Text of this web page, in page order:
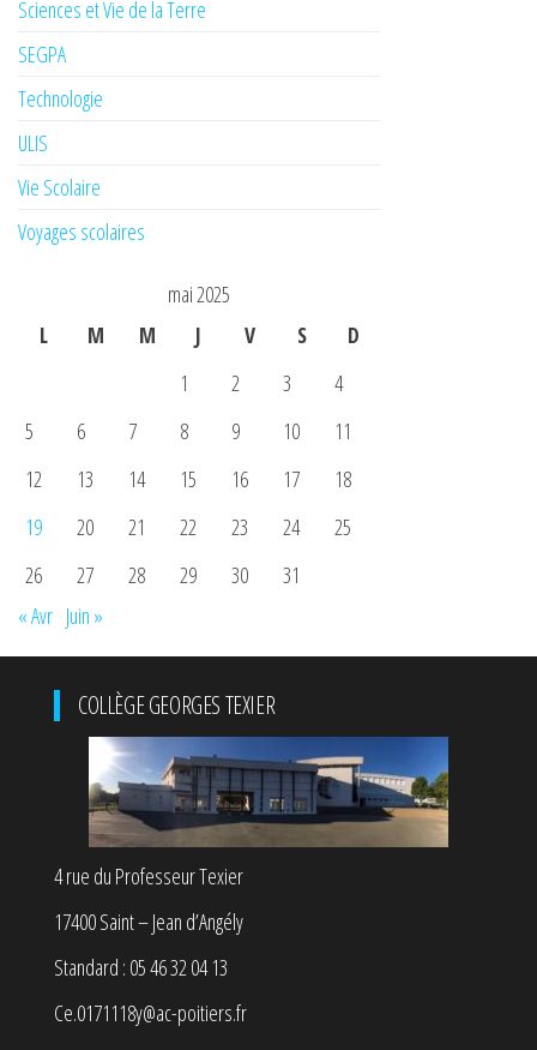
Sciences et Vie de la Terre
SEGPA
Technologie
ULIS
Vie Scolaire
Voyages scolaires
mai 2025
L
M M J V S
D
1
2 3
4
5
6 7 8 9 10
11
12
13 14 15 16 17
18
19
20 21 22 23 24
25
26
27 28 29 30
31
« Avr Juin »
COLLÈGE GEORGES TEXIER
4 rue du Professeur Texier
17400 Saint – Jean d’Angély
Standard : 05 46 32 04 13
Ce.0171118y@ac-poitiers.fr